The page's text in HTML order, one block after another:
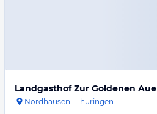
Landgasthof Zur Goldenen Aue
Nordhausen · Thüringen